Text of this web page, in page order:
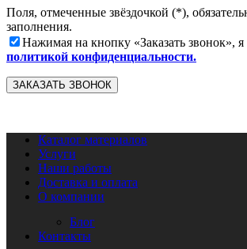
Поля, отмеченные звёздочкой (*),
заполнения.
Нажимая на кнопку «Заказать звонок»,
политикой конфиденциальности.
Каталог материалов
Услуги
Наши работы
Доставка и оплата
О компании
Блог
Контакты